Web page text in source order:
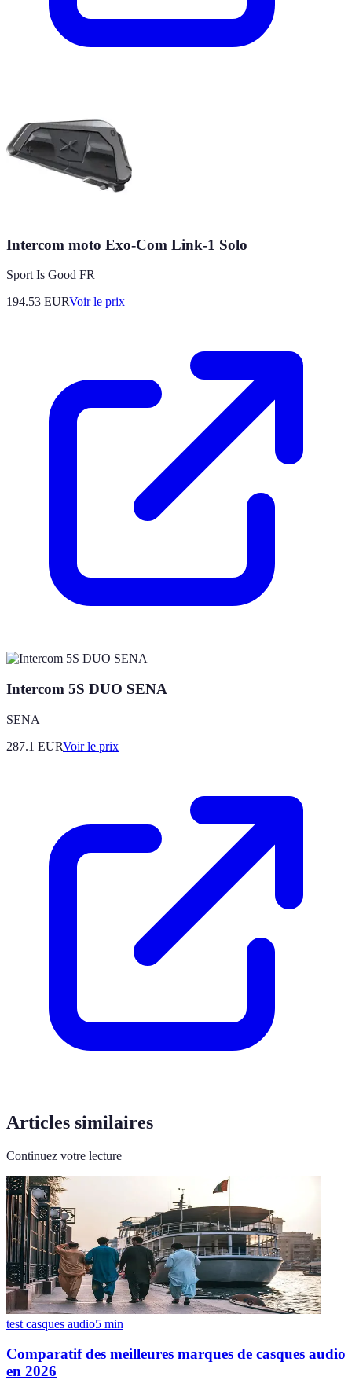
Intercom moto Exo-Com Link-1 Solo
Sport Is Good FR
194.53 EURVoir le prix
Intercom 5S DUO SENA
SENA
287.1 EURVoir le prix
Articles similaires
Continuez votre lecture
test casques audio5 min
Comparatif des meilleures marques de casques audio
en 2026